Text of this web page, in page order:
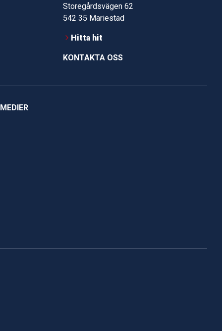
Storegårdsvägen 62
542 35 Mariestad
Hitta hit
KONTAKTA OSS